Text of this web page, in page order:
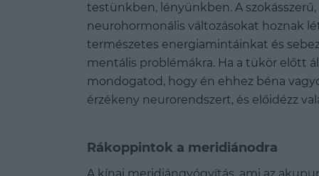
testünkben, lényünkben. A
neurohormonális változásokat hoznak
természetes energiamintáinkat és
mentális problémákra. Ha a tükör előtt
mondogatod, hogy én ehhez béna
érzékeny neurorendszert, és előidézz
Rákoppintok a meridiánodra